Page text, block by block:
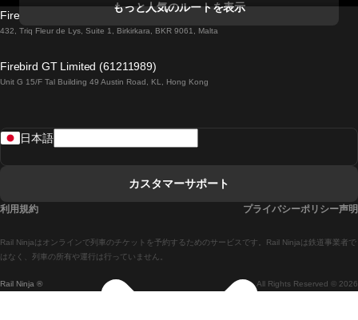
ダブリンからゴールウェイまでの列車
ローマからナポリまでの列車
マドリードからセビリアまでの列車
マドリードからアリカンテまでの列車
もっと人気のルートを表示
Firebird GT Limited (OC 1451)
432, Triq Fleur de Lys, Suite 1, Birkirkara, BKR 9061, Malta
Firebird GT Limited (61211989)
Unit G 15/F Tal Building 49 Austin Road, KL, Hong Kong
Rail Ninja ® All Rights Reserved © 2026
Rail Ninjaはオンラインで列車のチケットを予約するためのサービスです。Rail Ninjaは鉄道事業者で
はなく、列車の所有や運行は行っていません。
日本語
カスタマーサポート
利用規約 プライバシーポリシー声明